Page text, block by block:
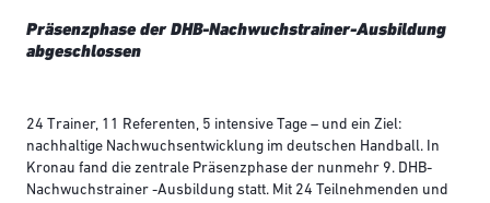
Präsenzphase der DHB-Nachwuchstrainer-Ausbildung
abgeschlossen
24 Trainer, 11 Referenten, 5 intensive Tage – und ein Ziel:
nachhaltige Nachwuchsentwicklung im deutschen Handball. In
Kronau fand die zentrale Präsenzphase der nunmehr 9. DHB-
Nachwuchstrainer -Ausbildung statt. Mit 24 Teilnehmenden und